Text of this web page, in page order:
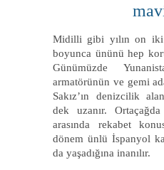
Midilli gibi yılın on
boyunca ününü hep
Günümüzde
armatörünün ve gemi
Sakız’ın denizcilik
dek uzanır.
arasında rekabet
dönem ünlü İspanyol
da yaşadığına inanılır.